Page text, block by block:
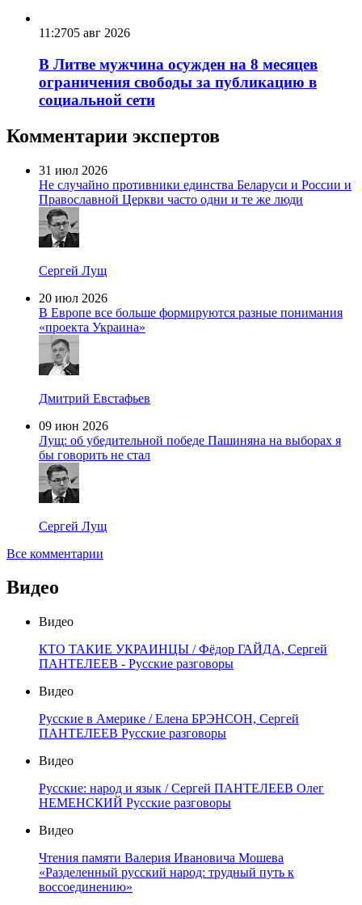
11:2705 авг 2026
В Литве мужчина осужден на 8 месяцев
ограничения свободы за публикацию в
социальной сети
Комментарии экспертов
31 июл 2026
Не случайно противники единства Беларуси и России и
Православной Церкви часто одни и те же люди
Сергей Лущ
20 июл 2026
В Европе все больше формируются разные понимания
«проекта Украина»
Дмитрий Евстафьев
09 июн 2026
Лущ: об убедительной победе Пашиняна на выборах я
бы говорить не стал
Сергей Лущ
Все комментарии
Видео
Видео
КТО ТАКИЕ УКРАИНЦЫ / Фёдор ГАЙДА, Сергей
ПАНТЕЛЕЕВ - Русские разговоры
Видео
Русские в Америке / Елена БРЭНСОН, Сергей
ПАНТЕЛЕЕВ Русские разговоры
Видео
Русские: народ и язык / Сергей ПАНТЕЛЕЕВ Олег
НЕМЕНСКИЙ Русские разговоры
Видео
Чтения памяти Валерия Ивановича Мошева
«Разделенный русский народ: трудный путь к
воссоединению»